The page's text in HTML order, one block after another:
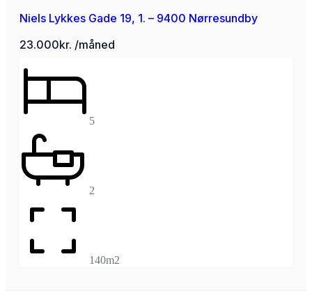
Niels Lykkes Gade 19, 1. – 9400 Nørresundby
23.000kr. /måned
5
2
140m2